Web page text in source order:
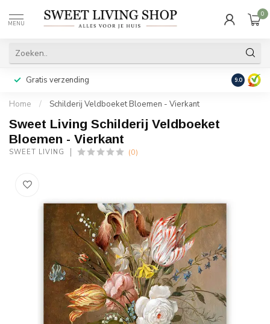
MENU
0
Gratis verzending Achteraf
9.0
Home / Schilderij Veldboeket Bloemen - Vierkant
Sweet Living Schilderij Veldboeket
Bloemen - Vierkant
SWEET LIVING (0)